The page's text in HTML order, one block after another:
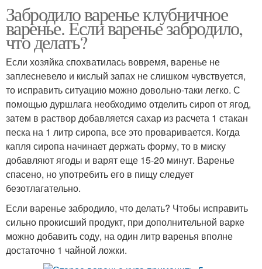
Забродило варенье клубничное
варенье. Если варенье забродило,
что делать?
Если хозяйка спохватилась вовремя, варенье не
заплесневело и кислый запах не слишком чувствуется,
то исправить ситуацию можно довольно-таки легко. С
помощью дуршлага необходимо отделить сироп от ягод,
затем в раствор добавляется сахар из расчета 1 стакан
песка на 1 литр сиропа, все это проваривается. Когда
капля сиропа начинает держать форму, то в миску
добавляют ягоды и варят еще 15-20 минут. Варенье
спасено, но употребить его в пищу следует
безотлагательно.
Если варенье забродило, что делать? Чтобы исправить
сильно прокисший продукт, при дополнительной варке
можно добавить соду, на один литр варенья вполне
достаточно 1 чайной ложки.